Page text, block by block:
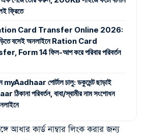
ফ্রিতে
Card Transfer Online 2026:
বসেই অনলাইনে Ration Card
Form 14 ফিল-আপ করে পরিবার পরিবর্তন
myAadhaar পোর্টাল চালু: ডকুমেন্ট ছাড়াই
ঠিকানা পরিবর্তন, বাবা/স্বামীর নাম সংশোধন
আধার কার্ড নাম্বার লিংক করার জন্য